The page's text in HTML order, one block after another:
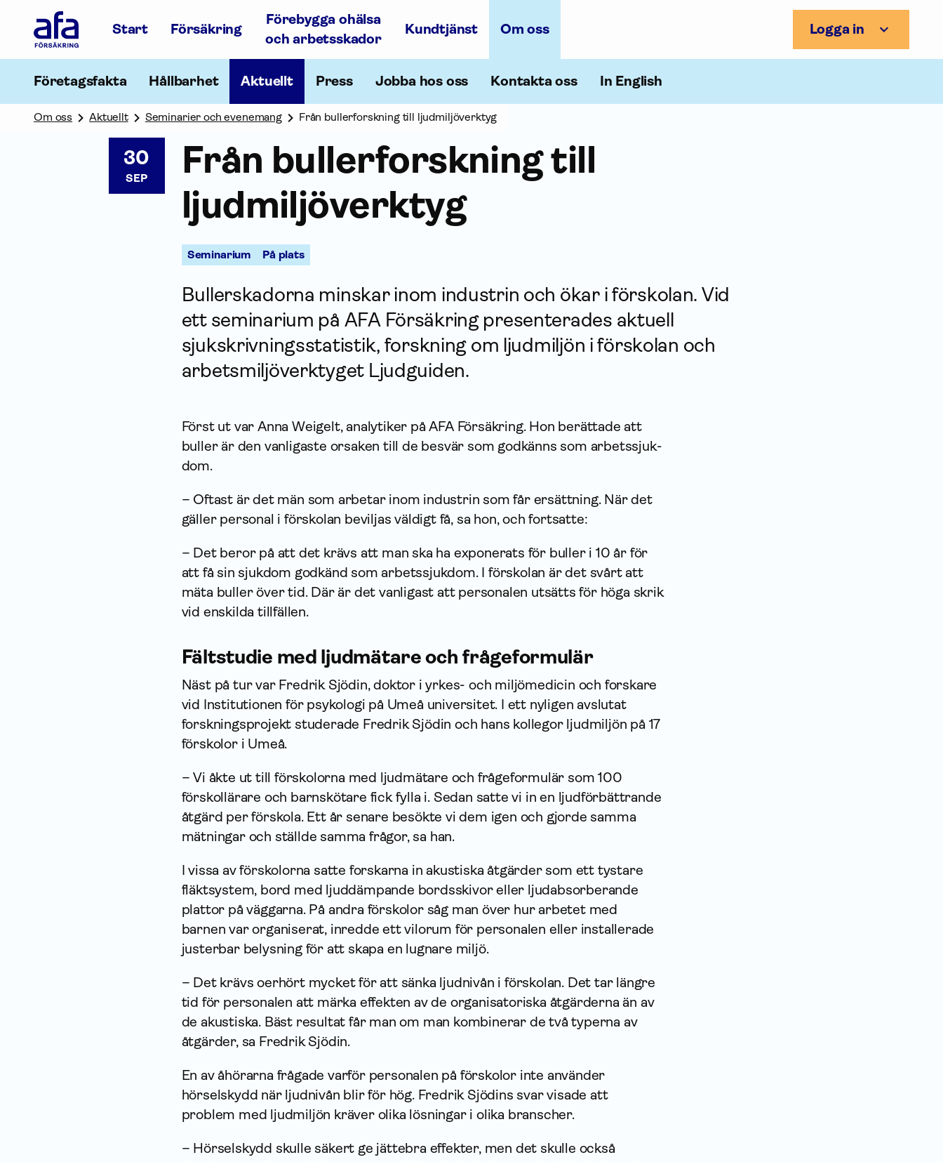
Försäkring
Gå
startsidan
Start Försäkring
Förebygga ohälsa
och arbetsskador
Kundtjänst Om oss Logga in
Företagsfakta Hållbarhet Aktuellt Press Jobba hos oss Kontakta oss In English
Om oss Aktuellt Seminarier och evenemang Från bullerforskning till ljudmiljöverktyg
30
SEP
Från bullerforskning till
ljudmiljöverktyg
Seminarium På plats
Bullerskadorna minskar inom industrin och ökar i förskolan. Vid
ett seminarium på AFA För­säkring presenterades aktuell
sjukskrivningsstatistik, forskning om ljudmiljön i förskolan och
arbetsmiljöverktyget Ljudguiden.
Först ut var Anna Weigelt, analytiker på AFA För­säkring. Hon berättade att
buller är den vanligaste orsaken till de besvär som godkänns som arbets­sjuk­
dom.
– Oftast är det män som arbetar inom industrin som får ersättning. När det
gäller personal i förskolan beviljas väldigt få, sa hon, och fortsatte:
– Det beror på att det krävs att man ska ha exponerats för buller i 10 år för
att få sin sjukdom godkänd som arbets­sjuk­dom. I förskolan är det svårt att
mäta buller över tid. Där är det vanligast att personalen utsätts för höga skrik
vid enskilda tillfällen.
Fältstudie med ljudmätare och frågeformulär
Näst på tur var Fredrik Sjödin, doktor i yrkes- och miljömedicin och forskare
vid Institutionen för psykologi på Umeå universitet. I ett nyligen avslutat
forsknings­projekt studerade Fredrik Sjödin och hans kollegor ljudmiljön på 17
förskolor i Umeå.
– Vi åkte ut till förskolorna med ljudmätare och frågeformulär som 100
förskollärare och barnskötare fick fylla i. Sedan satte vi in en ljudförbättrande
åtgärd per förskola. Ett år senare besökte vi dem igen och gjorde samma
mätningar och ställde samma frågor, sa han.
I vissa av förskolorna satte forskarna in akustiska åtgärder som ett tystare
fläktsystem, bord med ljuddämpande bordsskivor eller ljudabsorberande
plattor på väggarna. På andra förskolor såg man över hur arbetet med
barnen var organiserat, inredde ett vilorum för personalen eller installerade
justerbar belysning för att skapa en lugnare miljö.
– Det krävs oerhört mycket för att sänka ljudnivån i förskolan. Det tar längre
tid för personalen att märka effekten av de organisatoriska åtgärderna än av
de akustiska. Bäst resultat får man om man kombinerar de två typerna av
åtgärder, sa Fredrik Sjödin.
En av åhörarna frågade varför personalen på förskolor inte använder
hörselskydd när ljudnivån blir för hög. Fredrik Sjödins svar visade att
problem med ljudmiljön kräver olika lösningar i olika branscher.
– Hörselskydd skulle säkert ge jättebra effekter, men det skulle också